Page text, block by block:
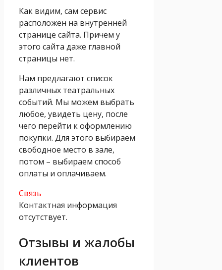
Как видим, сам сервис
расположен на внутренней
странице сайта. Причем у
этого сайта даже главной
страницы нет.
Нам предлагают список
различных театральных
событий. Мы можем выбрать
любое, увидеть цену, после
чего перейти к оформлению
покупки. Для этого выбираем
свободное место в зале,
потом – выбираем способ
оплаты и оплачиваем.
Связь
Контактная информация
отсутствует.
Отзывы и жалобы
клиентов